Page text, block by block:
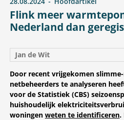
Flink meer
Nederland dan
Jan de Wit
Door recent vrijgekomen
netbeheerders te analyseren
voor de Statistiek (CBS)
huishoudelijk
woningen weten te identificeren.